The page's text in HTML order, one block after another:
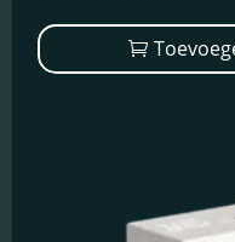
marketingcookies
relevantere dienst